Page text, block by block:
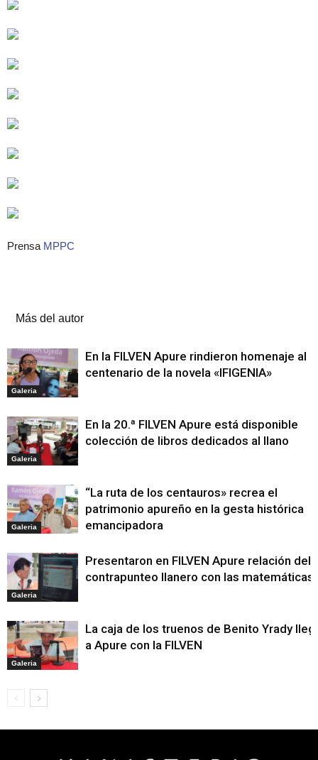
Prensa MPPC
Más del autor
Galeria
En la FILVEN Apure rindieron homenaje al
centenario de la novela «IFIGENIA»
Galeria
En la 20.ª FILVEN Apure está disponible
colección de libros dedicados al llano
Galeria
“La ruta de los centauros» recrea el
patrimonio apureño en la gesta histórica
emancipadora
Galeria
Presentaron en FILVEN Apure relación del
contrapunteo llanero con las matemáticas
Galeria
La caja de los truenos de Benito Yrady
a Apure con la FILVEN